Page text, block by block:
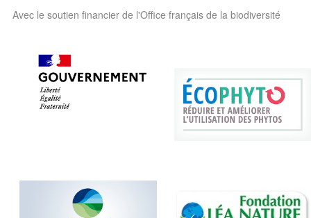
Avec le soutien financier de l'Office français de la biodiversité